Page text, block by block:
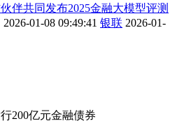
伴共同发布2025金融大模型评测
2026-01-08 09:49:41 银联 2026-01-
200亿元金融债券